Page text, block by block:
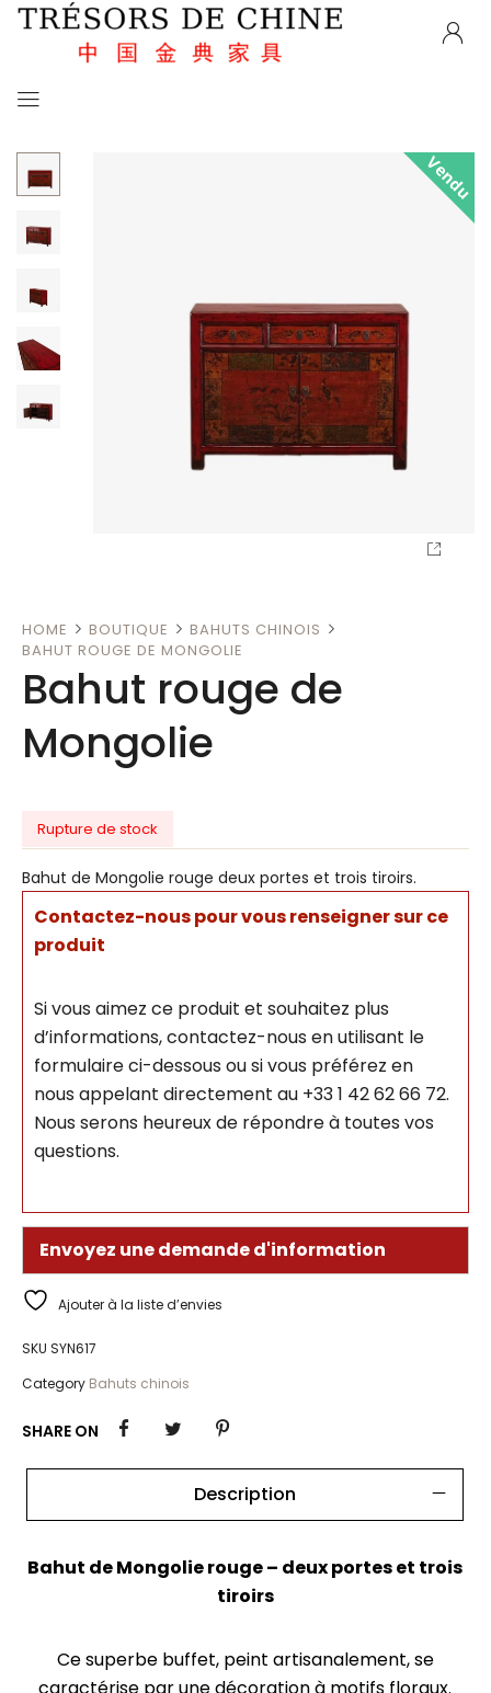
Vendu
HOME BOUTIQUE
BAHUTS CHINOIS
BAHUT ROUGE DE MONGOLIE
Bahut rouge de
Mongolie
Rupture de stock
Bahut de Mongolie rouge deux portes et trois tiroirs.
Contactez-nous pour vous renseigner sur ce
produit
Si vous aimez ce produit et souhaitez plus
d’informations, contactez-nous en utilisant le
formulaire ci-dessous ou si vous préférez en
nous appelant directement au +33 1 42 62 66 72.
Nous serons heureux de répondre à toutes vos
questions.
Envoyez une demande d'information
Ajouter à la liste d’envies
SKU SYN617
Category Bahuts chinois
SHARE ON
Description
Bahut de Mongolie rouge – deux portes et trois
tiroirs
Ce superbe buffet, peint artisanalement, se